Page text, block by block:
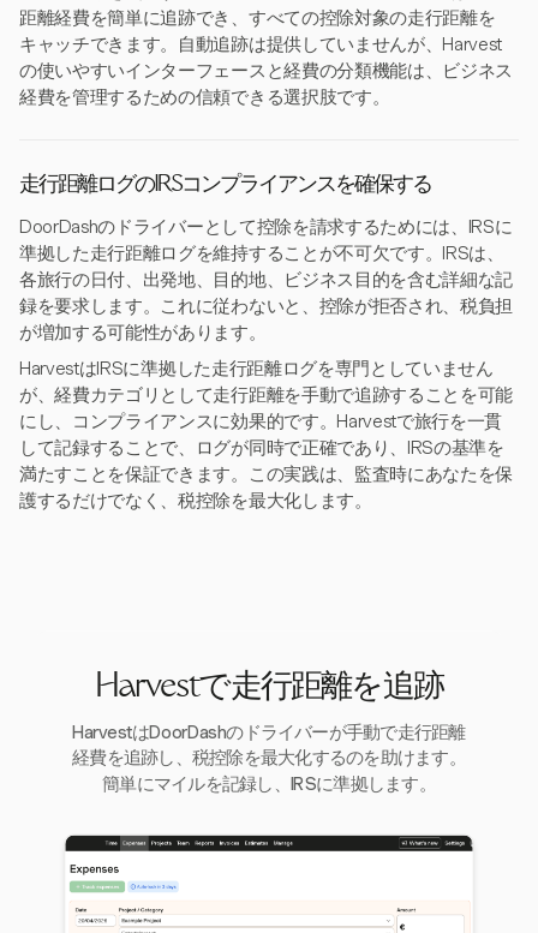
距離経費を簡単に追跡でき、すべての控除対象の走行距離を
キャッチできます。自動追跡は提供していませんが、Harvest
の使いやすいインターフェースと経費の分類機能は、ビジネス
経費を管理するための信頼できる選択肢です。
走行距離ログのIRSコンプライアンスを確保する
DoorDashのドライバーとして控除を請求するためには、IRSに
準拠した走行距離ログを維持することが不可欠です。IRSは、
各旅行の日付、出発地、目的地、ビジネス目的を含む詳細な記
録を要求します。これに従わないと、控除が拒否され、税負担
が増加する可能性があります。
HarvestはIRSに準拠した走行距離ログを専門としていません
が、経費カテゴリとして走行距離を手動で追跡することを可能
にし、コンプライアンスに効果的です。Harvestで旅行を一貫
して記録することで、ログが同時で正確であり、IRSの基準を
満たすことを保証できます。この実践は、監査時にあなたを保
護するだけでなく、税控除を最大化します。
Harvestで走行距離を追跡
HarvestはDoorDashのドライバーが手動で走行距離
経費を追跡し、税控除を最大化するのを助けます。
簡単にマイルを記録し、IRSに準拠します。